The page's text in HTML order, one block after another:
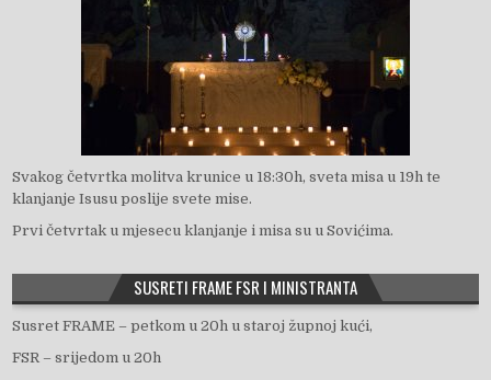
Svakog četvrtka molitva krunice u 18:30h, sveta misa u 19h te
klanjanje Isusu poslije svete mise.
Prvi četvrtak u mjesecu klanjanje i misa su u Sovićima.
SUSRETI FRAME FSR I MINISTRANTA
Susret FRAME – petkom u 20h u staroj župnoj kući,
FSR – srijedom u 20h